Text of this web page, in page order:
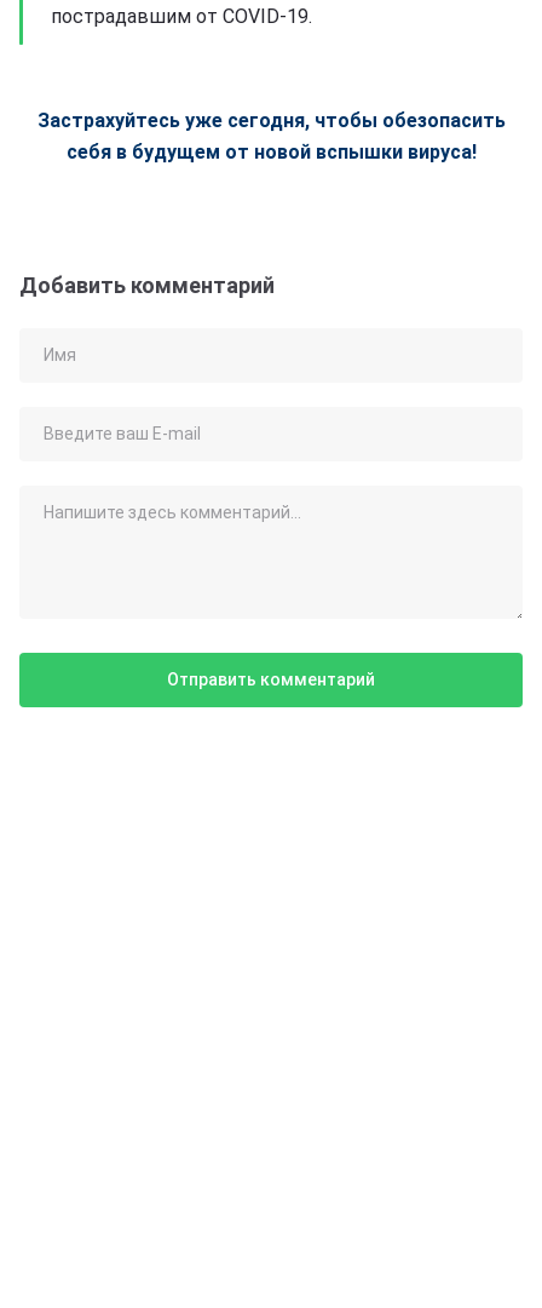
пострадавшим от COVID-19.
Застрахуйтесь уже сегодня, чтобы обезопасить
себя в будущем от новой вспышки вируса!
Добавить комментарий